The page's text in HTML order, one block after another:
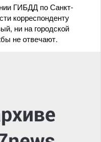
ГИБДД по Санкт-
корреспонденту
ни на городской
не отвечают.